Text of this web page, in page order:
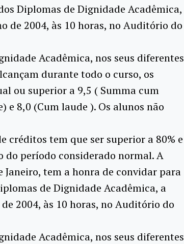
Diplomas de Dignidade Acadêmica,
de 2004, às 10 horas, no Auditório do
Acadêmica, nos seus diferentes
durante todo o curso, os
ou superior a 9,5 ( Summa cum
e 8,0 (Cum laude ). Os alunos não
créditos tem que ser superior a 80% e
período considerado normal. A
Janeiro, tem a honra de convidar para
de Dignidade Acadêmica, a
2004, às 10 horas, no Auditório do
Acadêmica, nos seus diferentes